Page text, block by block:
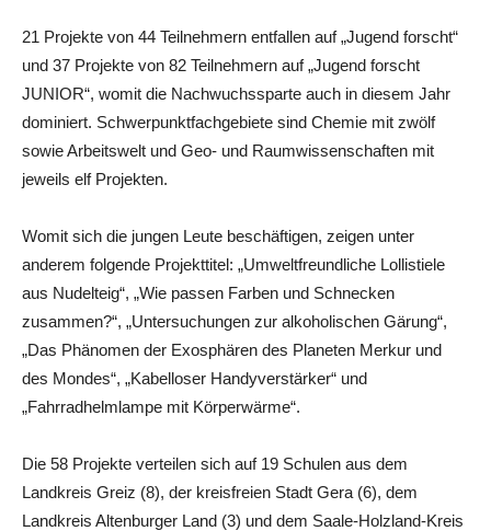
21 Projekte von 44 Teilnehmern entfallen auf „Jugend forscht“
und 37 Projekte von 82 Teilnehmern auf „Jugend forscht
JUNIOR“, womit die Nachwuchssparte auch in diesem Jahr
dominiert. Schwerpunktfachgebiete sind Chemie mit zwölf
sowie Arbeitswelt und Geo- und Raumwissenschaften mit
jeweils elf Projekten.
Womit sich die jungen Leute beschäftigen, zeigen unter
anderem folgende Projekttitel: „Umweltfreundliche Lollistiele
aus Nudelteig“, „Wie passen Farben und Schnecken
zusammen?“, „Untersuchungen zur alkoholischen Gärung“,
„Das Phänomen der Exosphären des Planeten Merkur und
des Mondes“, „Kabelloser Handyverstärker“ und
„Fahrradhelmlampe mit Körperwärme“.
Die 58 Projekte verteilen sich auf 19 Schulen aus dem
Landkreis Greiz (8), der kreisfreien Stadt Gera (6), dem
Landkreis Altenburger Land (3) und dem Saale-Holzland-Kreis